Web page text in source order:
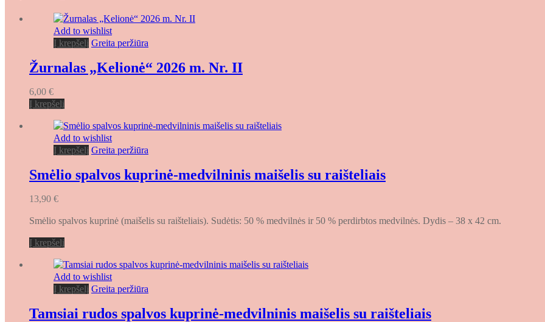
Add to wishlist
Į krepšelį Greita peržiūra
Žurnalas „Kelionė“ 2026 m. Nr. II
6,00 €
Į krepšelį
Add to wishlist
Į krepšelį Greita peržiūra
Smėlio spalvos kuprinė-medvilninis maišelis su raišteliais
13,90 €
Smėlio spalvos kuprinė (maišelis su raišteliais). Sudėtis: 50 % medvilnės ir 50 % perdirbtos medvilnės. Dydis – 38 x 42 cm.
Į krepšelį
Add to wishlist
Į krepšelį Greita peržiūra
Tamsiai rudos spalvos kuprinė-medvilninis maišelis su raišteliais